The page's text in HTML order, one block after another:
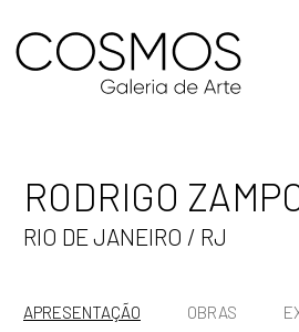
RODRIGO
RIO DE JANEIRO / RJ
APRESENTAÇÃO OBRAS